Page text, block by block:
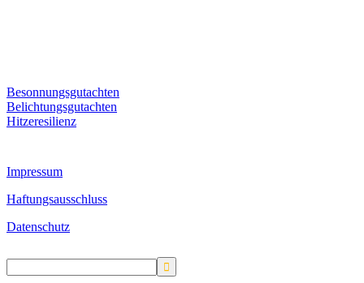
Besonnungsgutachten
Belichtungsgutachten
Hitzeresilienz
Impressum
Haftungsausschluss
Datenschutz
Search